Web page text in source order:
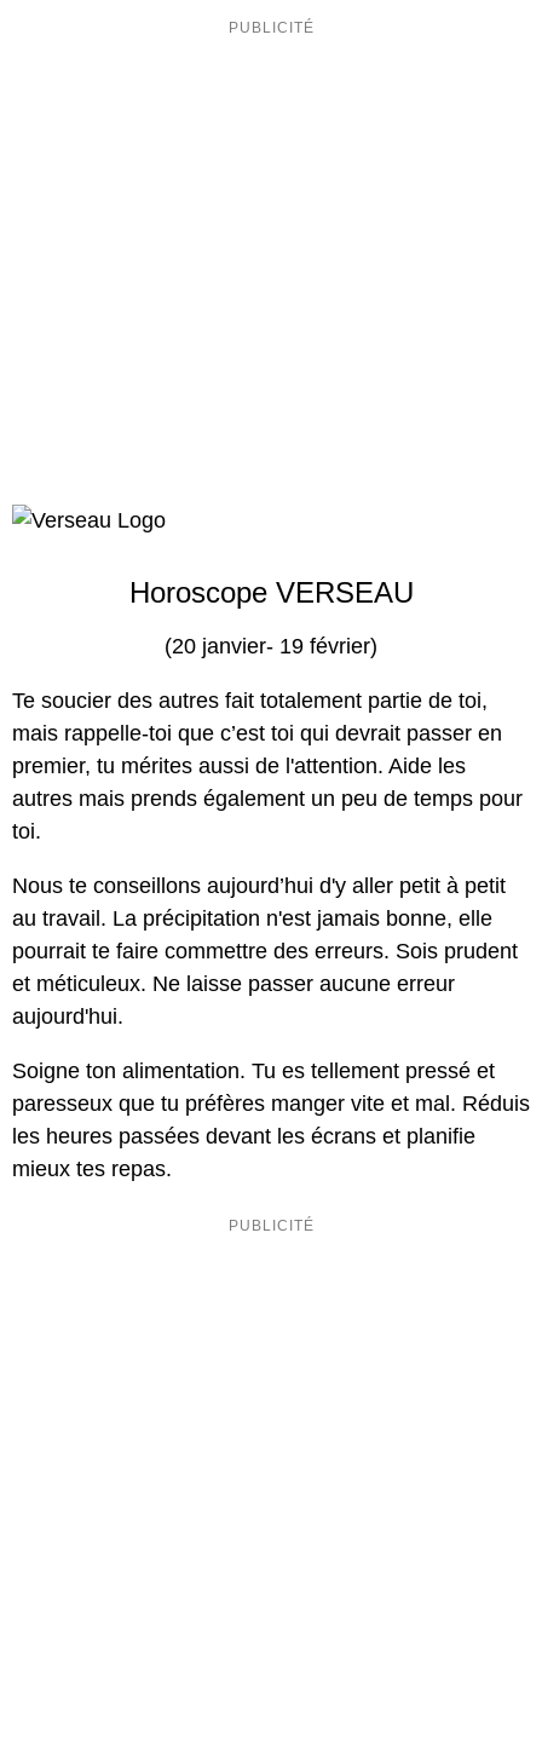
Horoscope VERSEAU
(20 janvier- 19 février)
Te soucier des autres fait totalement partie de toi,
mais rappelle-toi que c’est toi qui devrait passer en
premier, tu mérites aussi de l'attention. Aide les
autres mais prends également un peu de temps pour
toi.
Nous te conseillons aujourd’hui d'y aller petit à petit
au travail. La précipitation n'est jamais bonne, elle
pourrait te faire commettre des erreurs. Sois prudent
et méticuleux. Ne laisse passer aucune erreur
aujourd'hui.
Soigne ton alimentation. Tu es tellement pressé et
paresseux que tu préfères manger vite et mal. Réduis
les heures passées devant les écrans et planifie
mieux tes repas.